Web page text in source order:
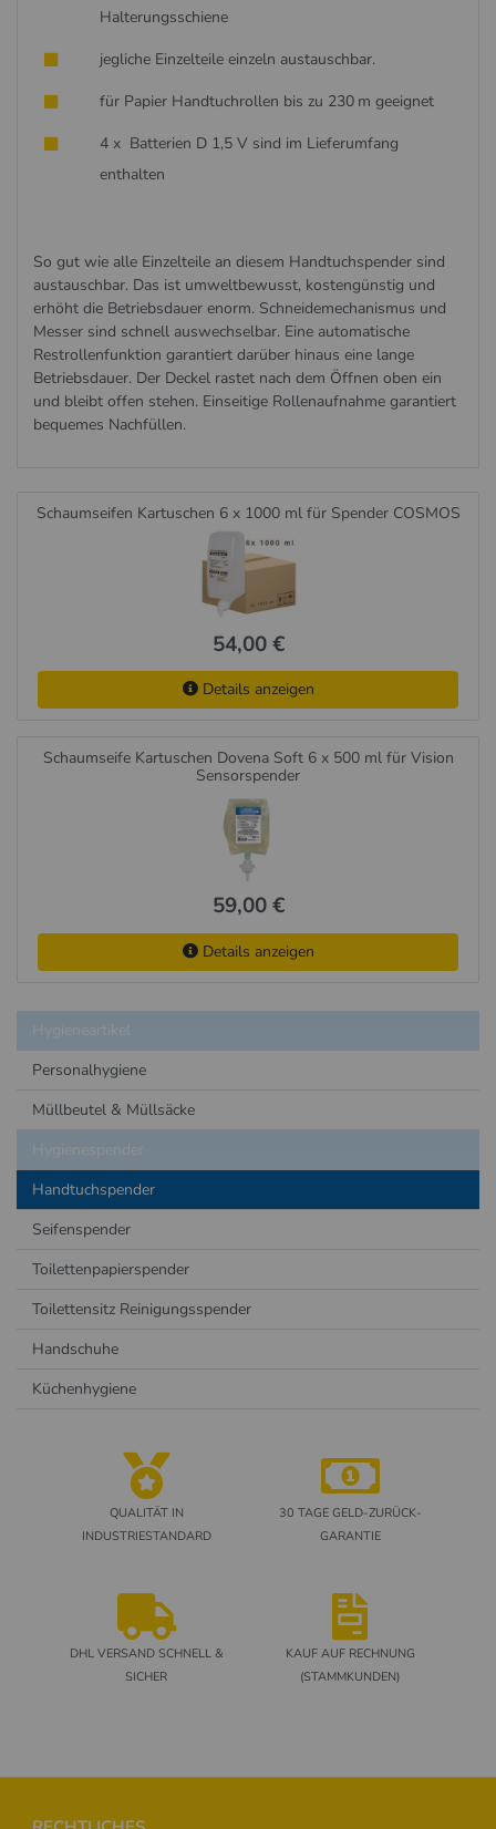
Halterungsschiene
jegliche Einzelteile einzeln austauschbar.
für Papier Handtuchrollen bis zu 230 m geeignet
4 x Batterien D 1,5 V sind im Lieferumfang
enthalten
So gut wie alle Einzelteile an diesem Handtuchspender sind
austauschbar. Das ist umweltbewusst, kostengünstig und
erhöht die Betriebsdauer enorm. Schneide­mechanismus und
Messer sind schnell auswechselbar. Eine automatische
Restrollenfunktion garantiert darüber hinaus eine lange
Betriebsdauer. Der Deckel rastet nach dem Öffnen oben ein
und bleibt offen stehen. Einseitige Rollenauf­nahme ­garantiert
bequemes Nachfüllen.
Schaumseifen Kartuschen 6 x 1000 ml für Spender COSMOS
54,00 €
Details anzeigen
Schaumseife Kartuschen Dovena Soft 6 x 500 ml für Vision
Sensorspender
59,00 €
Details anzeigen
Hygieneartikel
Personalhygiene
Müllbeutel & Müllsäcke
Hygienespender
Handtuchspender
Seifenspender
Toilettenpapierspender
Toilettensitz Reinigungsspender
Handschuhe
Küchenhygiene
QUALITÄT IN
INDUSTRIESTANDARD
30 TAGE GELD-ZURÜCK-
GARANTIE
DHL VERSAND SCHNELL &
SICHER
KAUF AUF RECHNUNG
(STAMMKUNDEN)
Footer